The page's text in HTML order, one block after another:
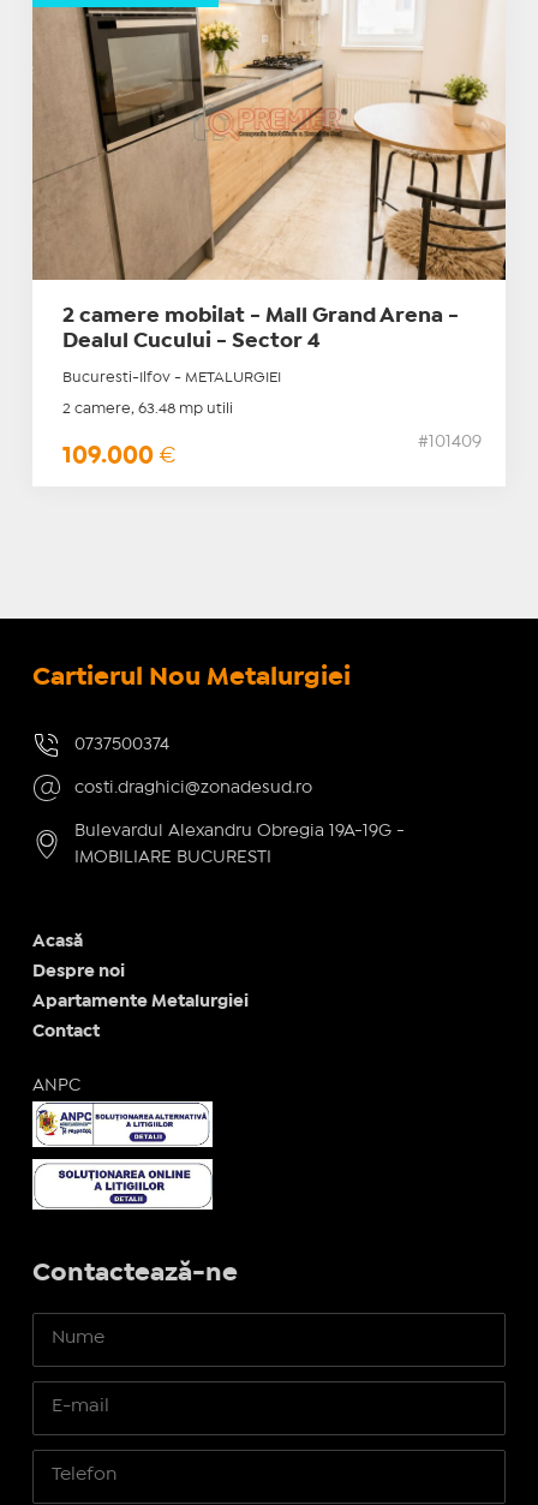
2 camere mobilat - Mall Grand Arena -
Dealul Cucului - Sector 4
Bucuresti-Ilfov - METALURGIEI
2 camere, 63.48 mp utili
109.000 €
#101409
Cartierul Nou Metalurgiei
0737500374
costi.draghici@zonadesud.ro
Bulevardul Alexandru Obregia 19A-19G -
IMOBILIARE BUCURESTI
Acasă
Despre noi
Apartamente Metalurgiei
Contact
ANPC
Contactează-ne